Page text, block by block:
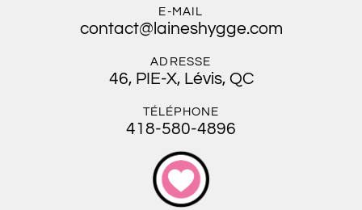
E-MAIL
contact@laineshygge.com
ADRESSE
46, PIE-X, Lévis, QC
TÉLÉPHONE
418-580-4896